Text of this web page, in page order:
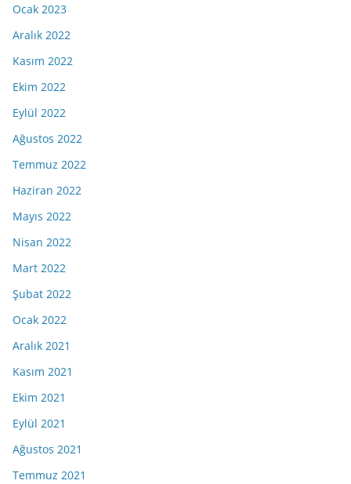
Ocak 2023
Aralık 2022
Kasım 2022
Ekim 2022
Eylül 2022
Ağustos 2022
Temmuz 2022
Haziran 2022
Mayıs 2022
Nisan 2022
Mart 2022
Şubat 2022
Ocak 2022
Aralık 2021
Kasım 2021
Ekim 2021
Eylül 2021
Ağustos 2021
Temmuz 2021